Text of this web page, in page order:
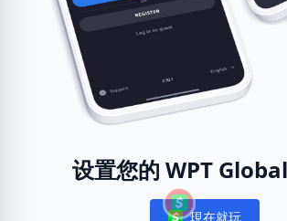
设置您的 WPT
現在就玩